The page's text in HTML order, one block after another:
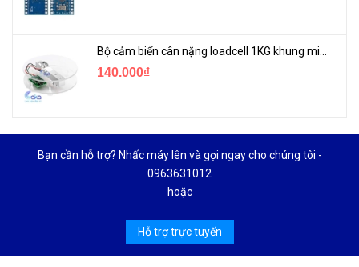
140.000₫
Bạn cần hỗ trợ? Nhấc máy lên và gọi ngay cho chúng tôi -
0963631012
hoặc
Hỗ trợ trực tuyến